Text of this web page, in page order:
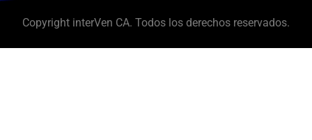
Copyright interVen CA. Todos los derechos reservados.